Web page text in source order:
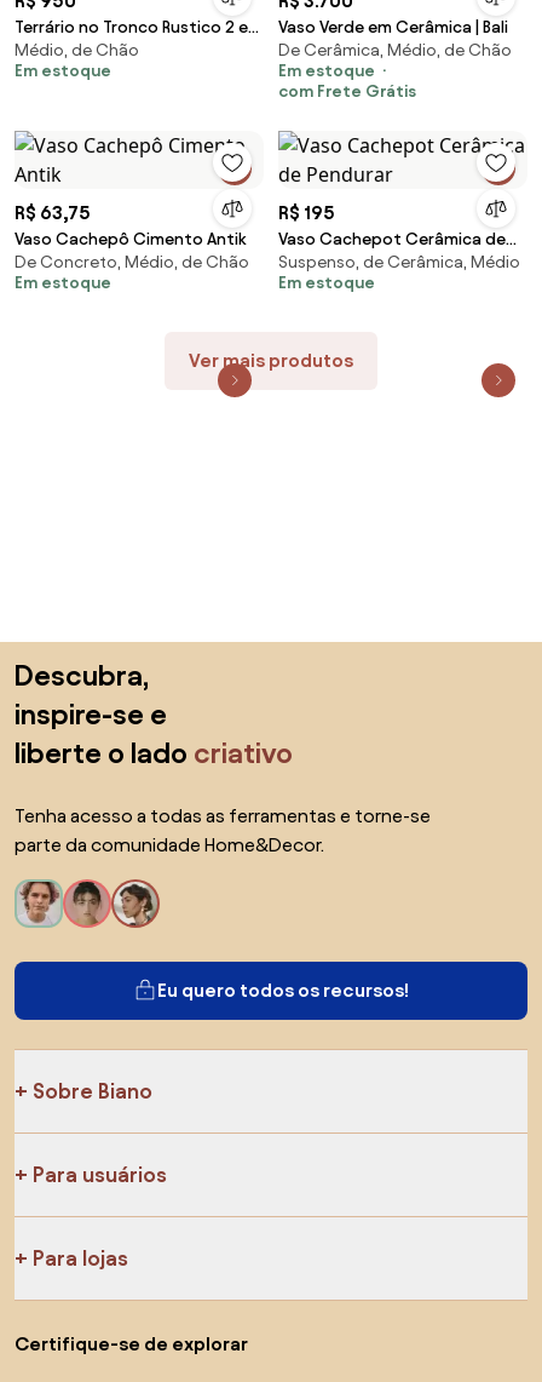
Terrário no Tronco Rustico 2 em
1 | 15cm
Médio, de Chão
Em estoque
Vaso Verde em Cerâmica | Bali
De Cerâmica, Médio, de Chão
Em estoque
com Frete Grátis
R$ 63,75
Vaso Cachepô Cimento Antik
De Concreto, Médio, de Chão
Em estoque
R$ 195
Vaso Cachepot Cerâmica de
Pendurar
Suspenso, de Cerâmica, Médio
Em estoque
Ver mais produtos
Descubra,
inspire-se e
liberte o lado criativo
Tenha acesso a todas as ferramentas e torne-se
parte da comunidade Home&Decor.
Eu quero todos os recursos!
Sobre Biano
Para usuários
Para lojas
Certifique-se de explorar